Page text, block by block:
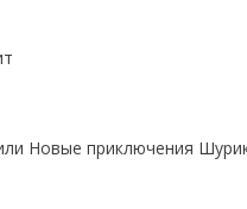
Новые приключения